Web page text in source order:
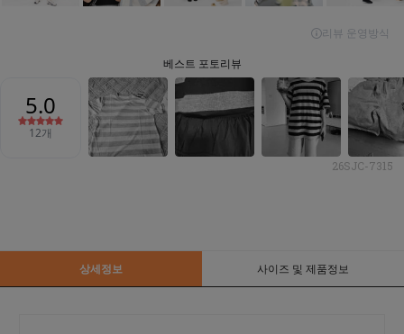
26SJC-7315
상세정보 사이즈 및 제품정보